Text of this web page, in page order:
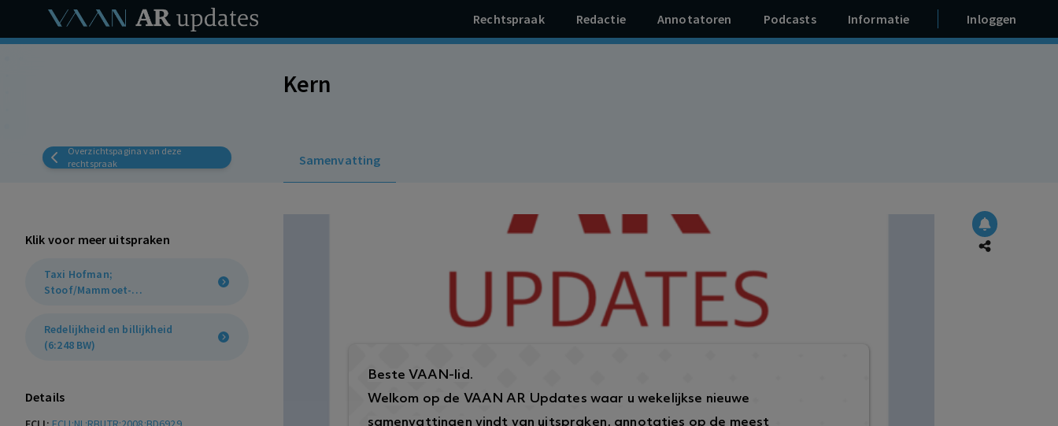
Rechtspraak Redactie Annotatoren Podcasts Informatie Inloggen
Overzichtspagina van deze
rechtspraak
Kern
Samenvatting
Klik voor meer uitspraken
Taxi Hofman;
Stoof/Mammoet-
Redelijkheid en billijkheid
(6:248 BW)
Details
Beste VAAN-lid.
Welkom op de VAAN AR Updates waar u wekelijkse nieuwe
samenvattingen vindt van uitspraken, annotaties op de meest